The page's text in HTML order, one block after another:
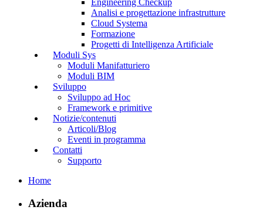
Engineering Checkup
Analisi e progettazione infrastrutture
Cloud Systema
Formazione
Progetti di Intelligenza Artificiale
Moduli Sys
Moduli Manifatturiero
Moduli BIM
Sviluppo
Sviluppo ad Hoc
Framework e primitive
Notizie/contenuti
Articoli/Blog
Eventi in programma
Contatti
Supporto
Home
Azienda